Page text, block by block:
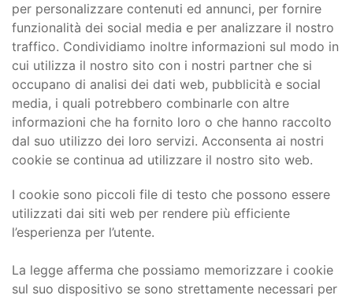
per personalizzare contenuti ed annunci, per fornire
funzionalità dei social media e per analizzare il nostro
traffico. Condividiamo inoltre informazioni sul modo in
cui utilizza il nostro sito con i nostri partner che si
occupano di analisi dei dati web, pubblicità e social
media, i quali potrebbero combinarle con altre
informazioni che ha fornito loro o che hanno raccolto
dal suo utilizzo dei loro servizi. Acconsenta ai nostri
cookie se continua ad utilizzare il nostro sito web.
I cookie sono piccoli file di testo che possono essere
utilizzati dai siti web per rendere più efficiente
l’esperienza per l’utente.
La legge afferma che possiamo memorizzare i cookie
sul suo dispositivo se sono strettamente necessari per